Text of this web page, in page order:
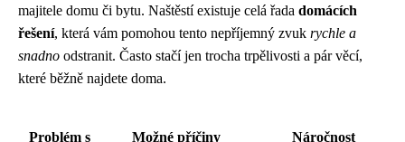
majitele domu či bytu. Naštěstí existuje celá řada domácích
řešení, která vám pomohou tento nepříjemný zvuk rychle a
snadno odstranit. Často stačí jen trocha trpělivosti a pár věcí,
které běžně najdete doma.
Problém s
Možné příčiny
Náročnost